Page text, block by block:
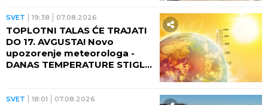
SVET 19:38 07.08.2026
TOPLOTNI TALAS ĆE TRAJATI
DO 17. AVGUSTA! Novo
upozorenje meteorologa -
DANAS TEMPERATURE STIGLE
SVET 18:01 07.08.2026